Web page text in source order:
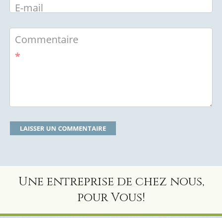
E-mail
Commentaire
*
Une entreprise de chez nous,
pour Vous!